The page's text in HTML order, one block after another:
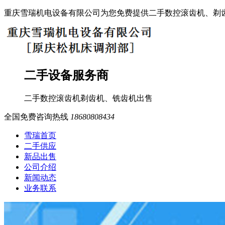
重庆雪瑞机电设备有限公司为您免费提供二手数控滚齿机、
二手设备服务商
二手数控滚齿机剃齿机、铣齿机出售
全国免费咨询热线 18680808434
雪瑞首页
二手供应
新品出售
公司介绍
新闻动态
业务联系